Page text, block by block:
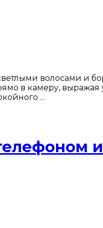
волосами и
в камеру, выражая
…